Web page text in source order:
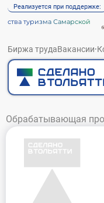
Реализуется при поддержке:
туризма Самарской
Биржа трудаВакансии·
Обрабатывающая